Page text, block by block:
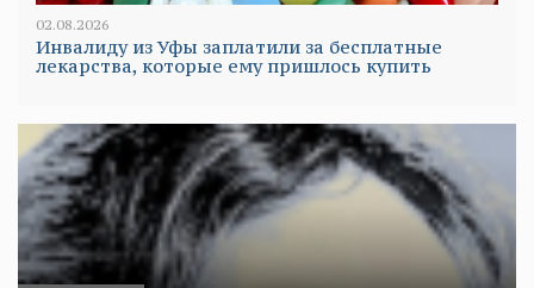
02.08.2026
Инвалиду из Уфы заплатили за бесплатные
лекарства, которые ему пришлось купить